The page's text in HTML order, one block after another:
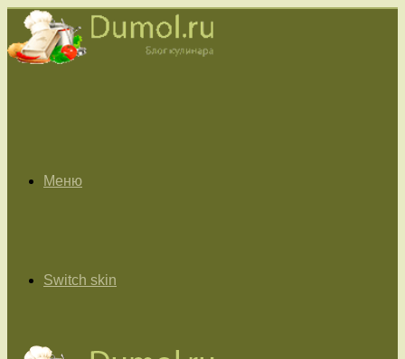
Меню
Switch skin